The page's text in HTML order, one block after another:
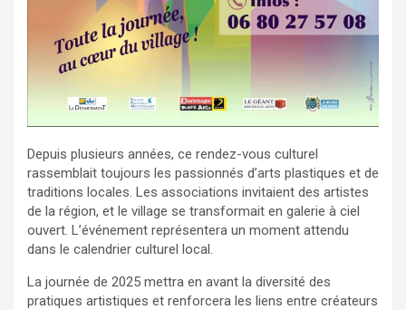
Depuis plusieurs années, ce rendez-vous culturel
rassemblait toujours les passionnés d’arts plastiques et de
traditions locales. Les associations invitaient des artistes
de la région, et le village se transformait en galerie à ciel
ouvert. L’événement représentera un moment attendu
dans le calendrier culturel local.
La journée de 2025 mettra en avant la diversité des
pratiques artistiques et renforcera les liens entre créateurs